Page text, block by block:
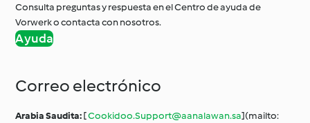
Consulta preguntas y respuesta en el Centro de ayuda de
Vorwerk o contacta con nosotros.
Ayuda
Correo electrónico
Arabia Saudita: [Cookidoo.Support@aanalawan.sa](mailto: